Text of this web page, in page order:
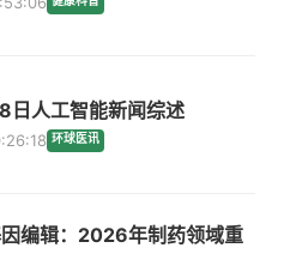
人工智能新闻综述
环球医讯
编辑：2026年制药领域重